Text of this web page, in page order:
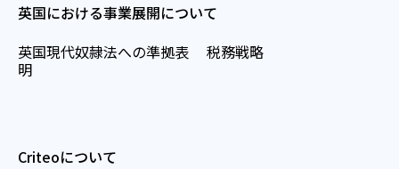
英国における事業展開について
英国現代奴隷法への準拠表
明
税務戦略
Criteoについて